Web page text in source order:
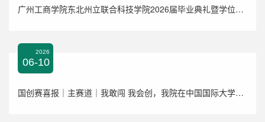
广州工商学院东北州立联合科技学院2026届毕业典礼暨学位授予仪式
2026
06-10
国创赛喜报｜主赛道｜我敢闯 我会创，我院在中国国际大学生创新大赛（2026）校赛主赛道斩获重磅佳绩！